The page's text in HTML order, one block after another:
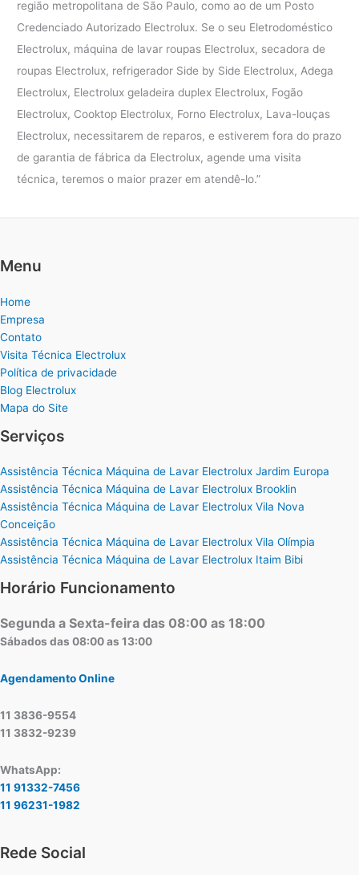
região metropolitana de São Paulo, como ao de um Posto
Credenciado Autorizado Electrolux. Se o seu Eletrodoméstico
Electrolux, máquina de lavar roupas Electrolux, secadora de
roupas Electrolux, refrigerador Side by Side Electrolux, Adega
Electrolux, Electrolux geladeira duplex Electrolux, Fogão
Electrolux, Cooktop Electrolux, Forno Electrolux, Lava-louças
Electrolux, necessitarem de reparos, e estiverem fora do prazo
de garantia de fábrica da Electrolux, agende uma visita
técnica, teremos o maior prazer em atendê-lo.”
Menu
Home
Empresa
Contato
Visita Técnica Electrolux
Política de privacidade
Blog Electrolux
Mapa do Site
Serviços
Assistência Técnica Máquina de Lavar Electrolux Jardim Europa
Assistência Técnica Máquina de Lavar Electrolux Brooklin
Assistência Técnica Máquina de Lavar Electrolux Vila Nova
Conceição
Assistência Técnica Máquina de Lavar Electrolux Vila Olímpia
Assistência Técnica Máquina de Lavar Electrolux Itaim Bibi
Horário Funcionamento
Segunda a Sexta-feira das 08:00 as 18:00
Sábados das 08:00 as 13:00
Agendamento Online
11 3836-9554
11 3832-9239
WhatsApp:
11 91332-7456
11 96231-1982
Rede Social